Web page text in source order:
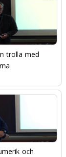
trolla med
och